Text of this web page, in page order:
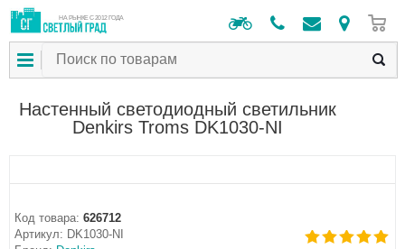
НА РЫНКЕ С 2012 ГОДА
Настенный светодиодный светильник
Denkirs Troms DK1030-NI
Код товара: 626712
Артикул: DK1030-NI